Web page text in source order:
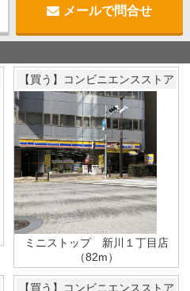
メールで問合せ
【買う】コンビニエンスストア
ミニストップ 新川１丁目店
（82m）
【買う】コンビニエンスストア